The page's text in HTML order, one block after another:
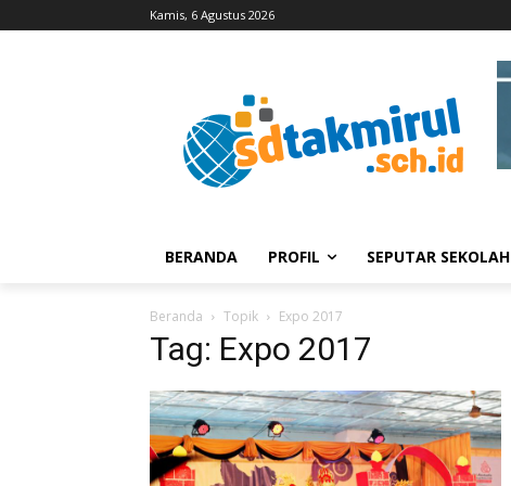
Kamis, 6 Agustus 2026
BERANDA PROFIL SEPUTAR SEKOLAH
Beranda Topik Expo 2017
Tag: Expo 2017